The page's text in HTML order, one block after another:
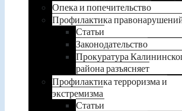
Опека и попечительство
Профилактика
Статьи
Законодательство
Прокуратура
района разъясняет
Профилактика терроризма и
экстремизма
Статьи